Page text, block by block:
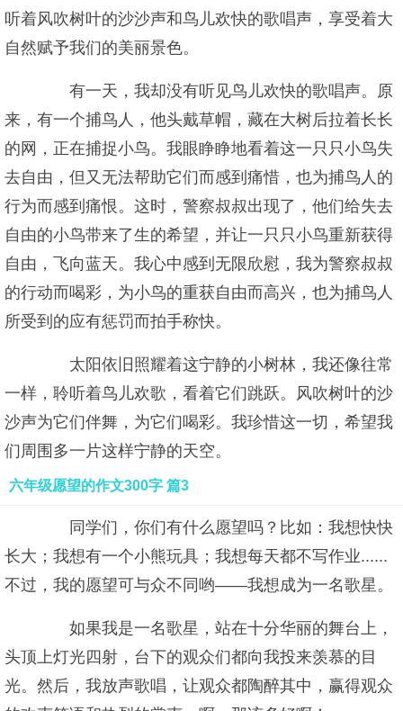
听着风吹树叶的沙沙声和鸟儿欢快的歌唱声，享受着大
自然赋予我们的美丽景色。
有一天，我却没有听见鸟儿欢快的歌唱声。原
来，有一个捕鸟人，他头戴草帽，藏在大树后拉着长长
的网，正在捕捉小鸟。我眼睁睁地看着这一只只小鸟失
去自由，但又无法帮助它们而感到痛惜，也为捕鸟人的
行为而感到痛恨。这时，警察叔叔出现了，他们给失去
自由的小鸟带来了生的希望，并让一只只小鸟重新获得
自由，飞向蓝天。我心中感到无限欣慰，我为警察叔叔
的行动而喝彩，为小鸟的重获自由而高兴，也为捕鸟人
所受到的应有惩罚而拍手称快。
太阳依旧照耀着这宁静的小树林，我还像往常
一样，聆听着鸟儿欢歌，看着它们跳跃。风吹树叶的沙
沙声为它们伴舞，为它们喝彩。我珍惜这一切，希望我
们周围多一片这样宁静的天空。
六年级愿望的作文300字 篇3
同学们，你们有什么愿望吗？比如：我想快快
长大；我想有一个小熊玩具；我想每天都不写作业......
不过，我的愿望可与众不同哟——我想成为一名歌星。
如果我是一名歌星，站在十分华丽的舞台上，
头顶上灯光四射，台下的观众们都向我投来羡慕的目
光。然后，我放声歌唱，让观众都陶醉其中，赢得观众